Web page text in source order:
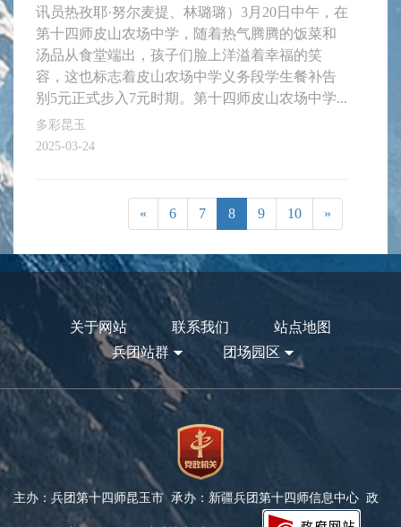
讯员热孜耶·努尔麦提、林璐璐）3月20日中午，在
第十四师皮山农场中学，随着热气腾腾的饭菜和
汤品从食堂端出，孩子们脸上洋溢着幸福的笑
容，这也标志着皮山农场中学义务段学生餐补告
别5元正式步入7元时期。第十四师皮山农场中学...
多彩昆玉
2025-03-24
« 6 7 8 9 10 »
关于网站 联系我们
站点地图
兵团站群
团场园区
主办：兵团第十四师昆玉市 承办：新疆兵团第十四师信息中心 政